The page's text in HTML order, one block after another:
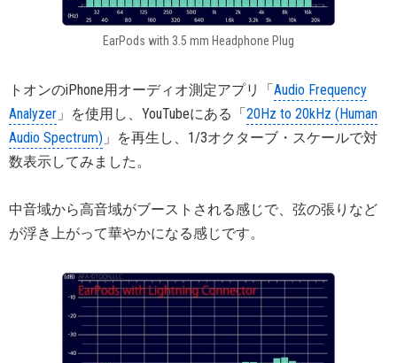
EarPods with 3.5 mm Headphone Plug
トオンのiPhone用オーディオ測定アプリ「Audio Frequency
Analyzer 」を使用し、YouTubeにある「20Hz to 20kHz (Human
Audio Spectrum) 」を再生し、1/3オクターブ・スケールで対
数表示してみました。
中音域から高音域がブーストされる感じで、弦の張りなど
が浮き上がって華やかになる感じです。